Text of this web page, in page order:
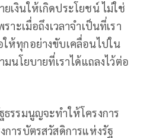
เงินให้เกิดประโยชน์ ไม่ใช่
าะเมื่อถึงเวลาจำเป็นที่เรา
ให้ทุกอย่างขับเคลื่อนไปใน
มนโยบายที่เราได้แถลงไว้ต่อ
ธรรมนูญจะทำให้โครงการ
การบัตรสวัสดิการแห่งรัฐ